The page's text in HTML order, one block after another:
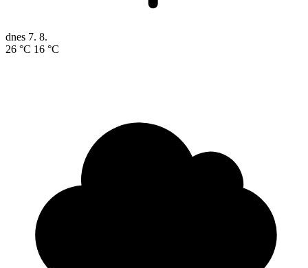
dnes 7. 8.
26 °C 16 °C